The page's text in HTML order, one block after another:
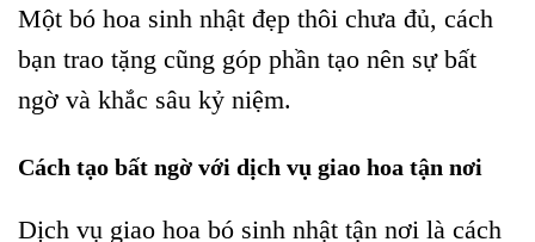
Một bó hoa sinh nhật đẹp thôi chưa đủ, cách
bạn trao tặng cũng góp phần tạo nên sự bất
ngờ và khắc sâu kỷ niệm.
Cách tạo bất ngờ với dịch vụ giao hoa tận nơi
Dịch vụ giao hoa bó sinh nhật tận nơi là cách